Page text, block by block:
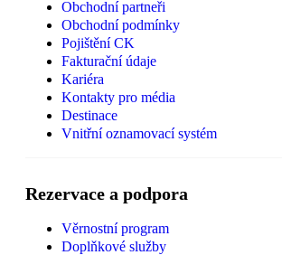
Obchodní partneři
Obchodní podmínky
Pojištění CK
Fakturační údaje
Kariéra
Kontakty pro média
Destinace
Vnitřní oznamovací systém
Rezervace a podpora
Věrnostní program
Doplňkové služby